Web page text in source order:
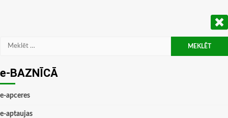
Meklēt:
e-BAZNĪCĀ
e-apceres
e-aptaujas